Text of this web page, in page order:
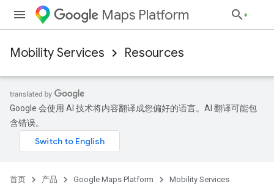
Maps Platform
Mobility Services Resources
Google 会使用 AI 技术将内容翻译成您偏好的语言。AI 翻译可能包
含错误。
首页 产品 Google Maps Platform
Mobility Services